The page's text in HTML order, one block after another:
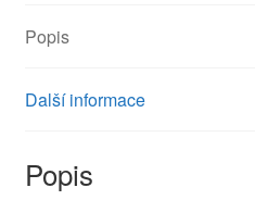
Popis
Další informace
Popis